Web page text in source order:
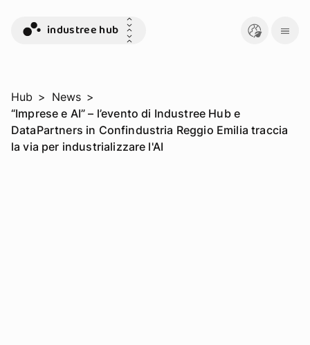
industree hub
Hub > News >
“Imprese e AI” – l’evento di Industree Hub e
DataPartners in Confindustria Reggio Emilia traccia
la via per industrializzare l'AI